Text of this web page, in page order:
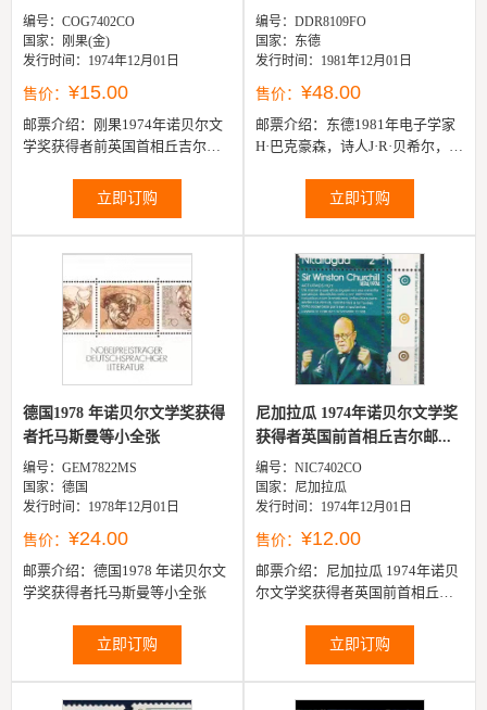
编号：COG7402CO
国家：刚果(金)
发行时间：1974年12月01日
售价： ¥15.00
邮票介绍：
刚果1974年诺贝尔文
学奖获得者前英国首相丘吉尔航
立即订购
家...
编号：DDR8109FO
国家：东德
发行时间：1981年12月01日
售价： ¥48.00
邮票介绍： 东德1981年电子学家
H·巴克豪森，诗人J·R·贝希尔，数
勃曼等6全邮票首日实寄封
立即订购
德国1978 年诺贝尔文学奖获得
者托马斯曼等小全张
编号：GEM7822MS
国家：德国
发行时间：1978年12月01日
售价： ¥24.00
邮票介绍： 德国1978 年诺贝尔文
学奖获得者托马斯曼等小全张
立即订购
尼加拉瓜 1974年诺贝尔文学奖
获得者英国前首相丘吉尔邮...
编号：NIC7402CO
国家：尼加拉瓜
发行时间：1974年12月01日
售价： ¥12.00
邮票介绍： 尼加拉瓜 1974年诺贝
尔文学奖获得者英国前首相丘吉
立即订购